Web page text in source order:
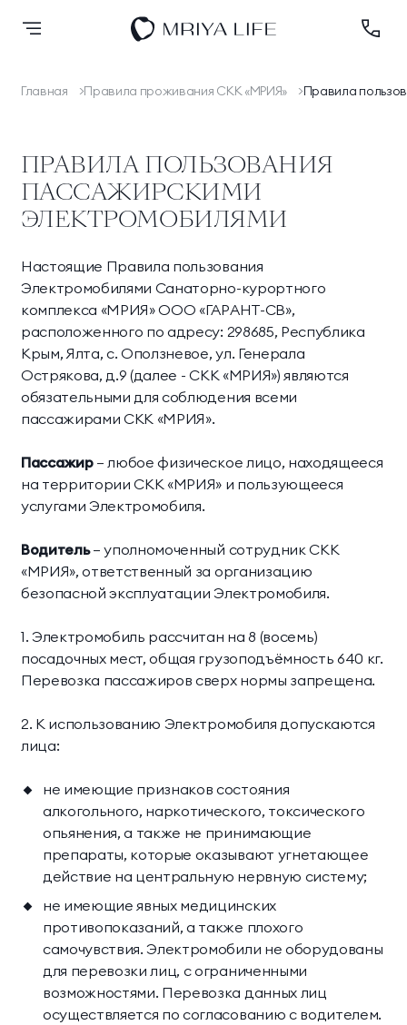
Главная Правила проживания СКК «МРИЯ» Правила
ПРАВИЛА ПОЛЬЗОВАНИЯ
ПАССАЖИРСКИМИ
ЭЛЕКТРОМОБИЛЯМИ
Настоящие Правила пользования
Электромобилями Санаторно-курортного
комплекса «МРИЯ» ООО «ГАРАНТ-СВ»,
расположенного по адресу: 298685, Республика
Крым, Ялта, с. Оползневое, ул. Генерала
Острякова, д.9 (далее - СКК «МРИЯ») являются
обязательными для соблюдения всеми
пассажирами СКК «МРИЯ».
Пассажир– любое физическое лицо, находящееся
на территории СКК «МРИЯ» и пользующееся
услугами Электромобиля.
Водитель– уполномоченный сотрудник СКК
«МРИЯ», ответственный за организацию
безопасной эксплуатации Электромобиля.
1. Электромобиль рассчитан на 8 (восемь)
посадочных мест, общая грузоподъёмность 640 кг.
Перевозка пассажиров сверх нормы запрещена.
2. К использованию Электромобиля допускаются
лица:
не имеющие признаков состояния
алкогольного, наркотического, токсического
опьянения, а также не принимающие
препараты, которые оказывают угнетающее
действие на центральную нервную систему;
не имеющие явных медицинских
противопоказаний, а также плохого
самочувствия. Электромобили не оборудованы
для перевозки лиц, с ограниченными
возможностями. Перевозка данных лиц
осуществляется по согласованию с водителем.
Оздоровление
Назад
Подробнее
программы
диагностика
Инфузионные
Назад
Новые номера
Премьер Делюкс Люкс Элегант
Шарм Делюкс
Номера
Королевский люкс Семейный люкс
Коннект Делюкс Делюкс
Делюкс Прайм
Пентхаус Супериор Люкс
Апартаменты
Апартаменты «Имение
SPA-апартаменты
Виллы
Семейные виллы
Винные виллы
Президентские
винные виллы
Семейные винные
Спа
Назад
Спа Банный комплекс
Спорт и активный отдых
Ресторан КОСМО
Тематические парки
Эксперты
Научная деятельность
Назад
Осенний Марафон
Здорового Долголетия
2024
Заседания Совета
О комплексе
Назад
Лицензии и
разрешительная
документация
Дипломы и премии
лояльности
Контакты
Контакты
МЕССЕНДЖЕРЫ И СОЦ. СЕТИ